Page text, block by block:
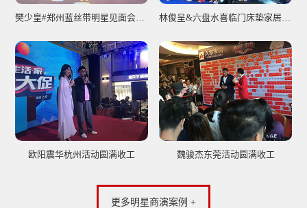
樊少皇#郑州蓝丝带明星见面会圆满收工
欧阳震华杭州活动圆满收工 魏骏杰东莞活动圆满收工
更多明星商演案例 +